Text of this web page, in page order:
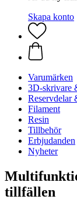
Skapa konto
Varumärken
3D-skrivare
Reservdelar
Filament
Resin
Tillbehör
Erbjudanden
Nyheter
tillfällen